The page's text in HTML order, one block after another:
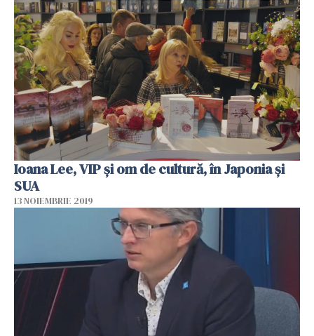
Ioana Lee, VIP și om de cultură, în Japonia și
SUA
13 NOIEMBRIE 2019